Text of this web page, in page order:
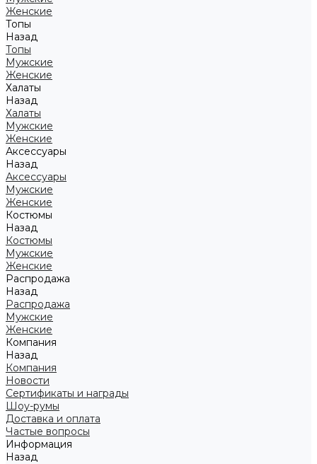
Женские
Топы
Назад
Топы
Мужские
Женские
Халаты
Назад
Халаты
Мужские
Женские
Аксессуары
Назад
Аксессуары
Мужские
Женские
Костюмы
Назад
Костюмы
Мужские
Женские
Распродажа
Назад
Распродажа
Мужские
Женские
Компания
Назад
Компания
Новости
Сертификаты и награды
Шоу-румы
Доставка и оплата
Частые вопросы
Информация
Назад